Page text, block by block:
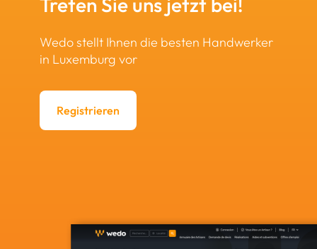
Wedo stellt Ihnen die besten Handwerker
in Luxemburg vor
Registrieren